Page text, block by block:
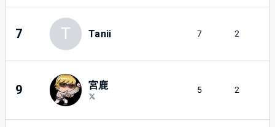
7 T Tanii 7 2
9 宮鹿 5 2